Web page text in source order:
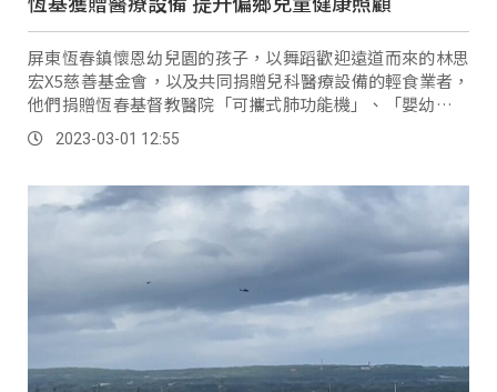
屏東恆春鎮懷恩幼兒園的孩子，以舞蹈歡迎遠道而來的林思
宏X5慈善基金會，以及共同捐贈兒科醫療設備的輕食業者，
他們捐贈恆春基督教醫院「可攜式肺功能機」、「嬰幼兒專
用視覺聽力檢查設備」等，希望為偏鄉醫療盡一分心力，讓
恆春半島孩子得到更好的照顧。
2023-03-01 12:55